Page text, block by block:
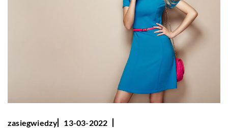
zasiegwiedzy
13-03-2022